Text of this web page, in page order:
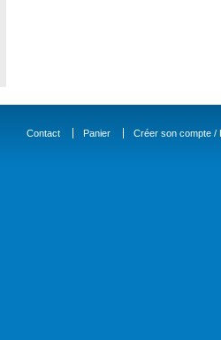
Contact Panier Créer son compte /